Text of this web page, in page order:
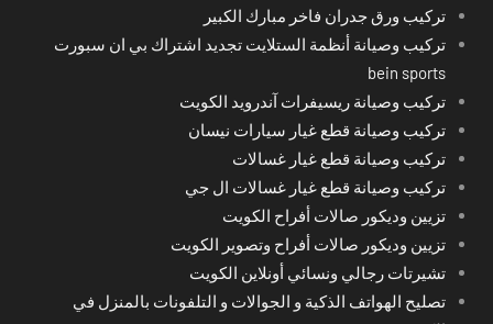
تركيب ورق جدران فاخر مبارك الكبير
تركيب وصيانة أنظمة الستلايت تجديد اشتراك بي ان سبورت
bein sports
تركيب وصيانة ريسيفرات آندرويد الكويت
تركيب وصيانة قطع غيار سيارات نيسان
تركيب وصيانة قطع غيار غسالات
تركيب وصيانة قطع غيار غسالات ال جي
تزيين وديكور صالات أفراح الكويت
تزيين وديكور صالات أفراح وتصوير الكويت
تشيرتات رجالي ونسائي أونلاين الكويت
تصليح الهواتف الذكية و الجوالات و التلفونات بالمنزل في